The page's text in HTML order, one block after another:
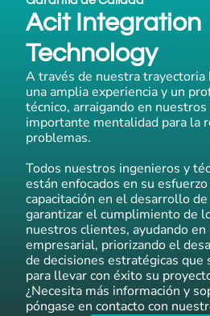
Acit Integration
Technology
A través de nuestra
una amplia experiencia y un
técnico, arraigando en
importante mentalidad para la
problemas.
Todos nuestros ingenieros y
están enfocados en su
capacitación en el desarrollo
garantizar el cumplimiento de
nuestros clientes, ayudando
empresarial, priorizando el
de decisiones estratégicas que
para llevar con éxito su
¿Necesita más información y
póngase en contacto con